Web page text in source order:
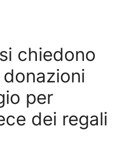
chiedono
per
dei regali